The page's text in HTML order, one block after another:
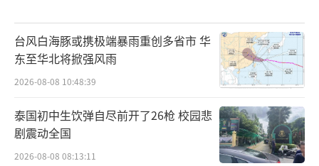
如果因管理制度存在问题，在这个事情中存在
重大过错，改装店需要承担相应责任；如果公
司尽到了应有的责任，但员工未履行，改装店
在这个事情中不存在过失，则对周某不需要承
担责任。
台风白海豚或携极端暴雨重创多省市 华
东至华北将掀强风雨
2026-08-08 10:48:39
泰国初中生饮弹自尽前开了26枪 校园悲
剧震动全国
2026-08-08 08:13:11